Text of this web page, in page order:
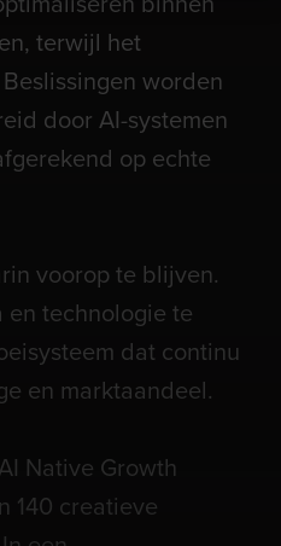
terwijl het
worden
door AI-systemen
op echte
voorop te blijven.
technologie te
dat continu
en marktaandeel.
Native Growth
140 creatieve